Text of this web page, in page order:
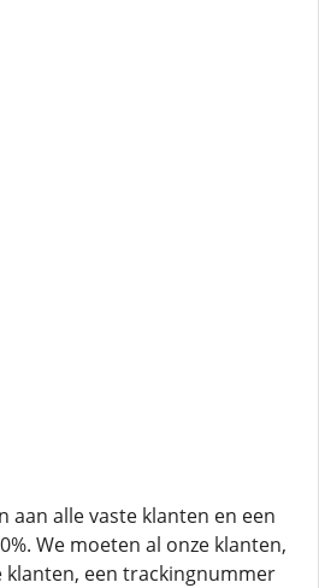
aan alle vaste klanten en een
We moeten al onze klanten,
klanten, een trackingnummer